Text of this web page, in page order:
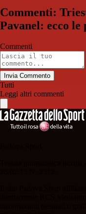
Commenti:
Pavanel: ecco le
Commenti
Invia Commento
Tutti
Leggi altri commenti